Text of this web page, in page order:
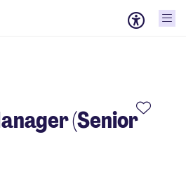
(Senior